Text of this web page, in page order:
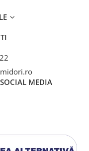
MEDIA